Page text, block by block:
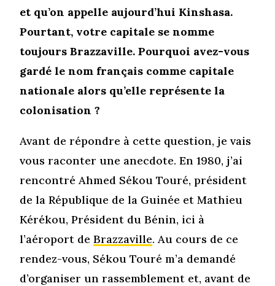
et qu’on appelle aujourd’hui Kinshasa.
Pourtant, votre capitale se nomme
toujours Brazzaville. Pourquoi avez-vous
gardé le nom français comme capitale
nationale alors qu’elle représente la
colonisation ?
Avant de répondre à cette question, je vais
vous raconter une anecdote. En 1980, j’ai
rencontré Ahmed Sékou Touré, président
de la République de la Guinée et Mathieu
Kérékou, Président du Bénin, ici à
l’aéroport deBrazzaville. Au cours de ce
rendez-vous, Sékou Touré m’a demandé
d’organiser un rassemblement et, avant de